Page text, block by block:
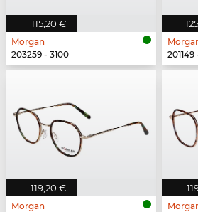
115,20 €
Morgan
203259 - 3100
119,20 €
Morgan